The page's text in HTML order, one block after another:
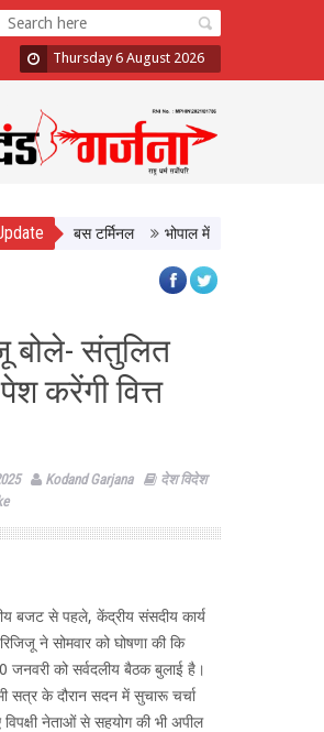
Thursday 6 August 2026
बस टर्मिनल भोपाल में 11 अगस्त को होगी
बोले- संतुलित
करेंगी वित्त
Kodand Garjana
देश विदेश
बजट से पहले, केंद्रीय संसदीय कार्य
ने सोमवार को घोषणा की कि
जनवरी को सर्वदलीय बैठक बुलाई है।
सत्र के दौरान सदन में सुचारू चर्चा
नेताओं से सहयोग की भी अपील